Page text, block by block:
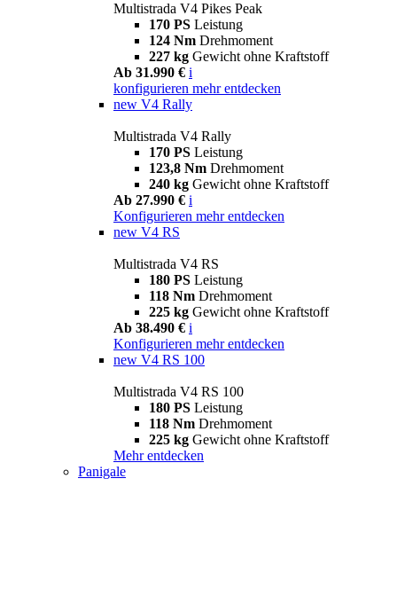
Multistrada V4 Pikes Peak
170 PS Leistung
124 Nm Drehmoment
227 kg Gewicht ohne Kraftstoff
Ab 31.990 € i
konfigurieren mehr entdecken
new V4 Rally
Multistrada V4 Rally
170 PS Leistung
123,8 Nm Drehmoment
240 kg Gewicht ohne Kraftstoff
Ab 27.990 € i
Konfigurieren mehr entdecken
new V4 RS
Multistrada V4 RS
180 PS Leistung
118 Nm Drehmoment
225 kg Gewicht ohne Kraftstoff
Ab 38.490 € i
Konfigurieren mehr entdecken
new V4 RS 100
Multistrada V4 RS 100
180 PS Leistung
118 Nm Drehmoment
225 kg Gewicht ohne Kraftstoff
Mehr entdecken
Panigale